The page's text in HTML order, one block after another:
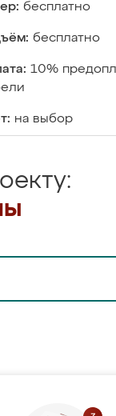
бесплатно
бесплатно
10%
на выбор